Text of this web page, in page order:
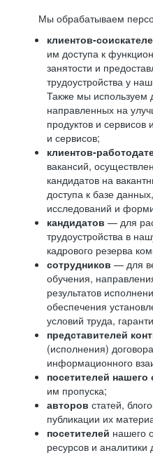
Мы обрабатываем
клиентов-
им доступа к
занятости и
трудоустройства у
Также мы используем
направленных на
продуктов и сервисов
и сервисов;
клиентов-
вакансий,
кандидатов на
доступа к базе
исследований и
кандидатов — для
трудоустройства в
кадрового резерва
сотрудников — для
обучения,
результатов
обеспечения
условий труда,
представителей
(исполнения)
информационного
посетителей
им пропуска;
авторов статей,
публикации их
посетителей нашего
ресурсов и аналитики